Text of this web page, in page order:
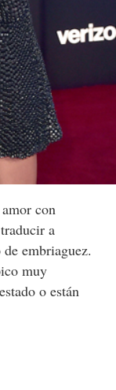
con
a
embriaguez.
muy
o están